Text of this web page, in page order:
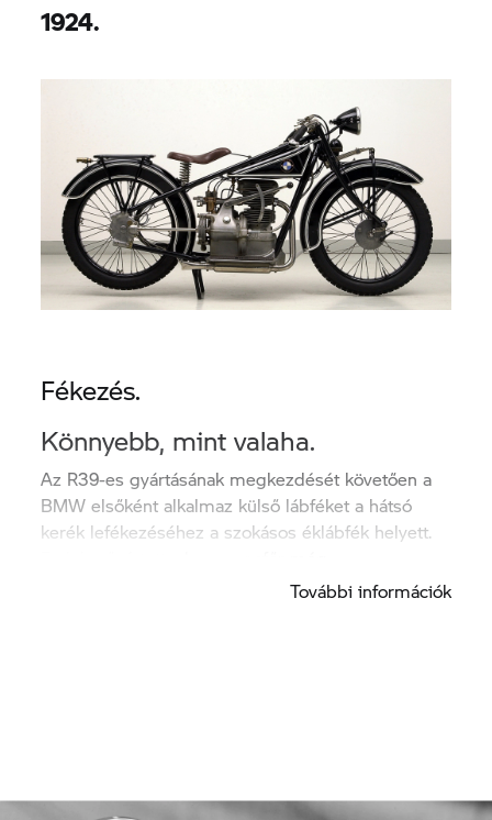
1924.
Fékezés.
Könnyebb, mint valaha.
Az R39-es gyártásának megkezdését követően a
BMW elsőként alkalmaz külső lábféket a hátsó
kerék lefékezéséhez a szokásos éklábfék helyett.
biztonságosabban és könnyebben fékezzen.
További információk